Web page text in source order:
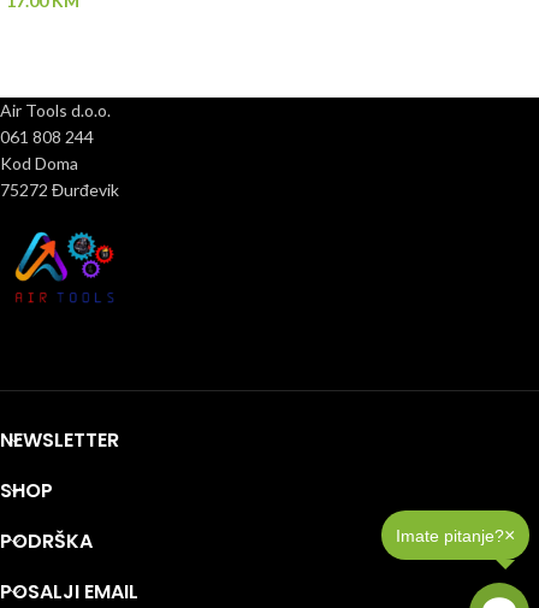
Air Tools d.o.o.
061 808 244
Kod Doma
75272 Đurđevik
NEWSLETTER
SHOP
PODRŠKA
POSALJI EMAIL
Imate pitanje?×